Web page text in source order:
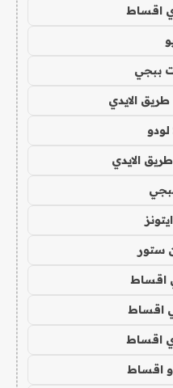
اقساط
ببجي
الايدي
الايدي
ستور
اقساط
اقساط
اقساط
اقساط